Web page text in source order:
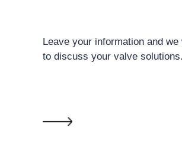
Leave your information and
to discuss your valve solutions.